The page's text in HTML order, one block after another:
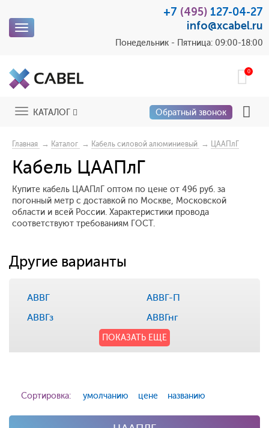
Toggle
+7 (495) 127-04-27
info@xcabel.ru
Понедельник - Пятница: 09:00-18:00
0
ToggleКАТАЛОГ Обратный звонок
Главная → Каталог → Кабель силовой алюминиевый → ЦААПлГ
Кабель ЦААПлГ
Купите кабель ЦААПлГ оптом по цене от 496 руб. за
погонный метр с доставкой по Москве, Московской
области и всей России. Характеристики провода
соответствуют требованиям ГОСТ.
Другие варианты
АВВГ
АВВГ-П
АВВГз
АВВГнг
ПОКАЗАТЬ ЕЩЕ
Сортировка: умолчанию цене названию